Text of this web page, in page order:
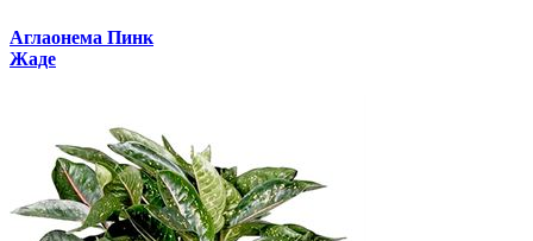
Аглаонема Пинк
Жаде